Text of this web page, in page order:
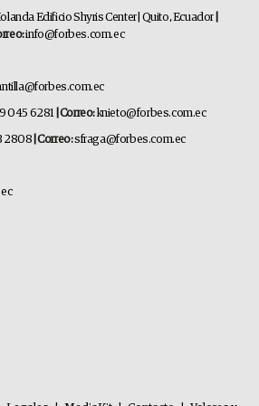
Edificio Shyris Center | Quito, Ecuador
info@forbes.com.ec
045 6281 | Correo:knieto@forbes.com.ec
2808 | Correo:sfraga@forbes.com.ec